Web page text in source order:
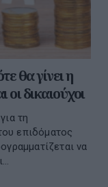
θα γίνει η
οι δικαιούχοι
τη
επιδόματος
να